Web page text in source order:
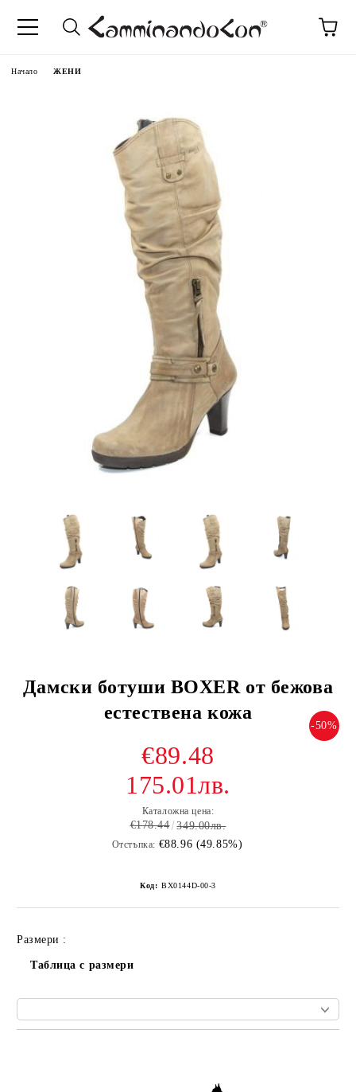
Начало ЖЕНИ
Дамски ботуши BOXER от бежова
естествена кожа
-50%
€89.48
175.01лв.
Каталожна цена:
€178.44 349.00лв.
Отстъпка: €88.96 (49.85%)
Код: BX0144D-00-3
Размери :
Таблица с размери